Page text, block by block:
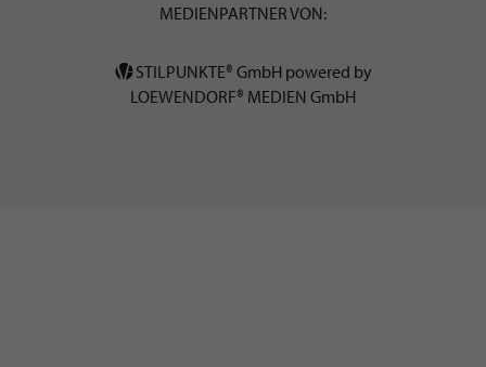
MEDIENPARTNER VON:
STILPUNKTE® GmbH powered by
LOEWENDORF® MEDIEN GmbH